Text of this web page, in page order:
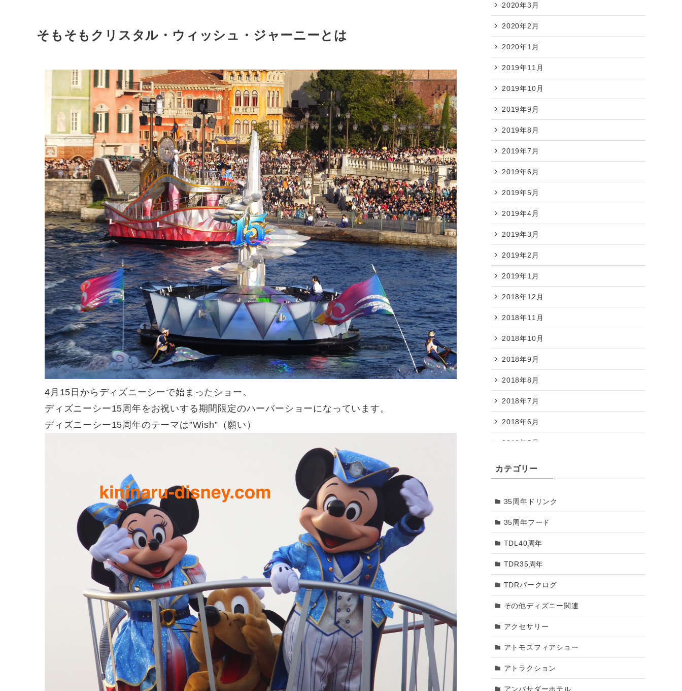
そもそもクリスタル・ウィッシュ・ジャーニーとは
4月15日からディズニーシーで始まったショー。
ディズニーシー15周年をお祝いする期間限定のハーバーショーになっています。
ディズニーシー15周年のテーマは”Wish”（願い）
2020年3月
2020年2月
2020年1月
2019年11月
2019年10月
2019年9月
2019年8月
2019年7月
2019年6月
2019年5月
2019年4月
2019年3月
2019年2月
2019年1月
2018年12月
2018年11月
2018年10月
2018年9月
2018年8月
2018年7月
2018年6月
2018年5月
2018年4月
2018年2月
2018年1月
2017年12月
2017年11月
2017年10月
2017年9月
2017年8月
2017年7月
2017年6月
カテゴリー
35周年ドリンク
35周年フード
TDL40周年
TDR35周年
TDRパークログ
その他ディズニー関連
アクセサリー
アトモスフィアショー
アトラクション
アンバサダーホテル